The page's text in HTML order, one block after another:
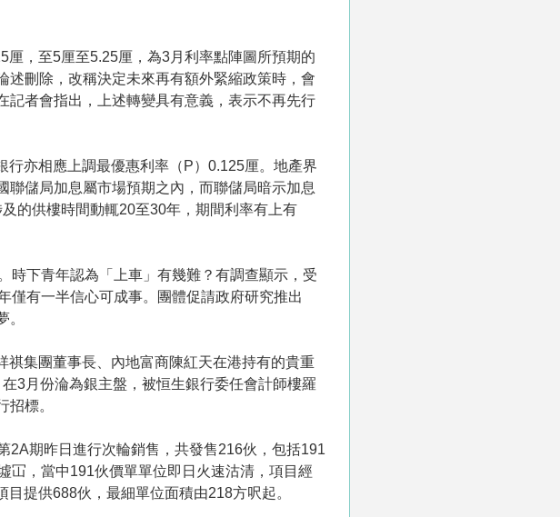
厘，至5厘至5.25厘，為3月利率點陣圖所預期的
刪除，改稱決定未來再有額外緊縮政策時，會
記者會指出，上述轉變具有意義，表示不再先行
行亦相應上調最優惠利率（P）0.125厘。地產界
聯儲局加息屬市場預期之內，而聯儲局暗示加息
的供樓時間動輒20至30年，期間利率有上有
時下青年認為「上車」有幾難？有調查顯示，受
僅有一半信心可成事。團體促請政府研究推出
。
祺集團董事長、內地富商陳紅天在港持有的貴重
3月份淪為銀主盤，被恒生銀行委任會計師樓羅
標。
2A期昨日進行次輪銷售，共發售216伙，包括191
冚，當中191伙價單單位即日火速沽清，項目經
提供688伙，最細單位面積由218方呎起。